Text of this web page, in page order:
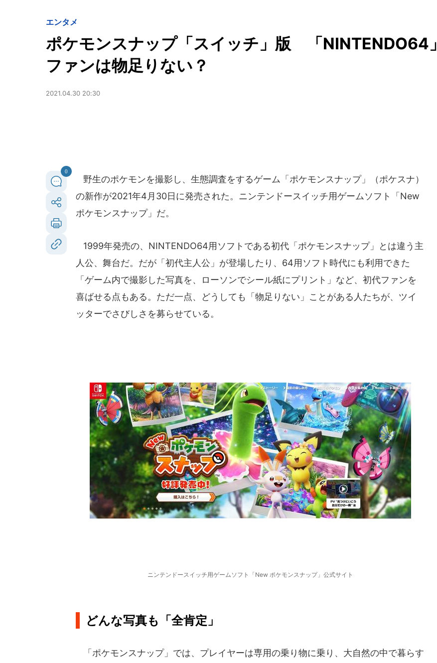
エンタメ
ポケモンスナップ「スイッチ」版 「NINTENDO64」
ファンは物足りない？
2021.04.30 20:30
0
野生のポケモンを撮影し、生態調査をするゲーム「ポケモンスナップ」（ポケスナ）
の新作が2021年4月30日に発売された。ニンテンドースイッチ用ゲームソフト「New
ポケモンスナップ」だ。
1999年発売の、NINTENDO64用ソフトである初代「ポケモンスナップ」とは違う主
人公、舞台だ。だが「初代主人公」が登場したり、64用ソフト時代にも利用できた
「ゲーム内で撮影した写真を、ローソンでシール紙にプリント」など、初代ファンを
喜ばせる点もある。ただ一点、どうしても「物足りない」ことがある人たちが、ツイ
ッターでさびしさを募らせている。
ニンテンドースイッチ用ゲームソフト「New ポケモンスナップ」公式サイト
どんな写真も「全肯定」
「ポケモンスナップ」では、プレイヤーは専用の乗り物に乗り、大自然の中で暮らす